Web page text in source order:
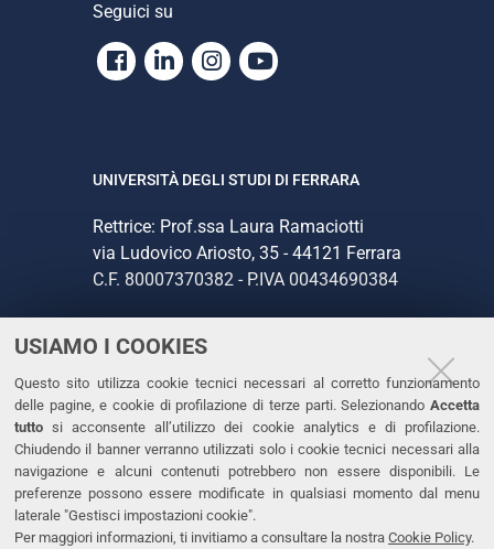
USIAMO I COOKIES
Questo sito utilizza cookie tecnici necessari al corretto funzionamento
delle pagine, e cookie di profilazione di terze parti. Selezionando Accetta
tutto si acconsente all’utilizzo dei cookie analytics e di profilazione.
Chiudendo il banner verranno utilizzati solo i cookie tecnici necessari alla
navigazione e alcuni contenuti potrebbero non essere disponibili. Le
preferenze possono essere modificate in qualsiasi momento dal menu
laterale "Gestisci impostazioni cookie".
Per maggiori informazioni, ti invitiamo a consultare la nostra Cookie Policy.
Seguici su
Facebook
LinkedinInstagram
Youtube
UNIVERSITÀ DEGLI STUDI DI FERRARA
Rettrice: Prof.ssa Laura Ramaciotti
via Ludovico Ariosto, 35 - 44121 Ferrara
C.F. 80007370382 - P.IVA 00434690384
CONTATTI
Tel. +39 0532 293111
Fax. +39 0532 293031
PEC
LINKS